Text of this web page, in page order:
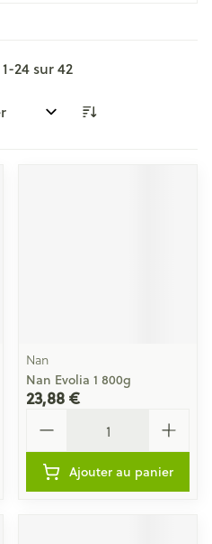
1-24sur42
Nan
Nan Evolia 1 800g
23,88 €
Ajouter au panier